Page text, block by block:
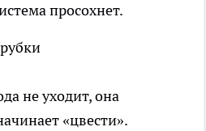
просохнет.
не уходит, она
«цвести».